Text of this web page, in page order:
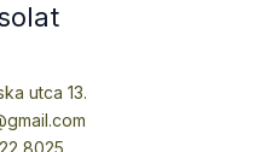
utca 13.